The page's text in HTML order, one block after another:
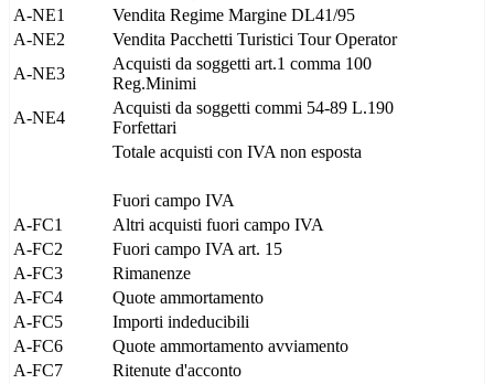
A-NE1
Vendita Regime Margine DL41/95
A-NE2
Vendita Pacchetti Turistici Tour Operator
A-NE3
Acquisti da soggetti art.1 comma 100
Reg.Minimi
A-NE4
Acquisti da soggetti commi 54-89 L.190
Forfettari
Totale acquisti con IVA non esposta
Fuori campo IVA
A-FC1
Altri acquisti fuori campo IVA
A-FC2
Fuori campo IVA art. 15
A-FC3
Rimanenze
A-FC4
Quote ammortamento
A-FC5
Importi indeducibili
A-FC6
Quote ammortamento avviamento
A-FC7
Ritenute d'acconto